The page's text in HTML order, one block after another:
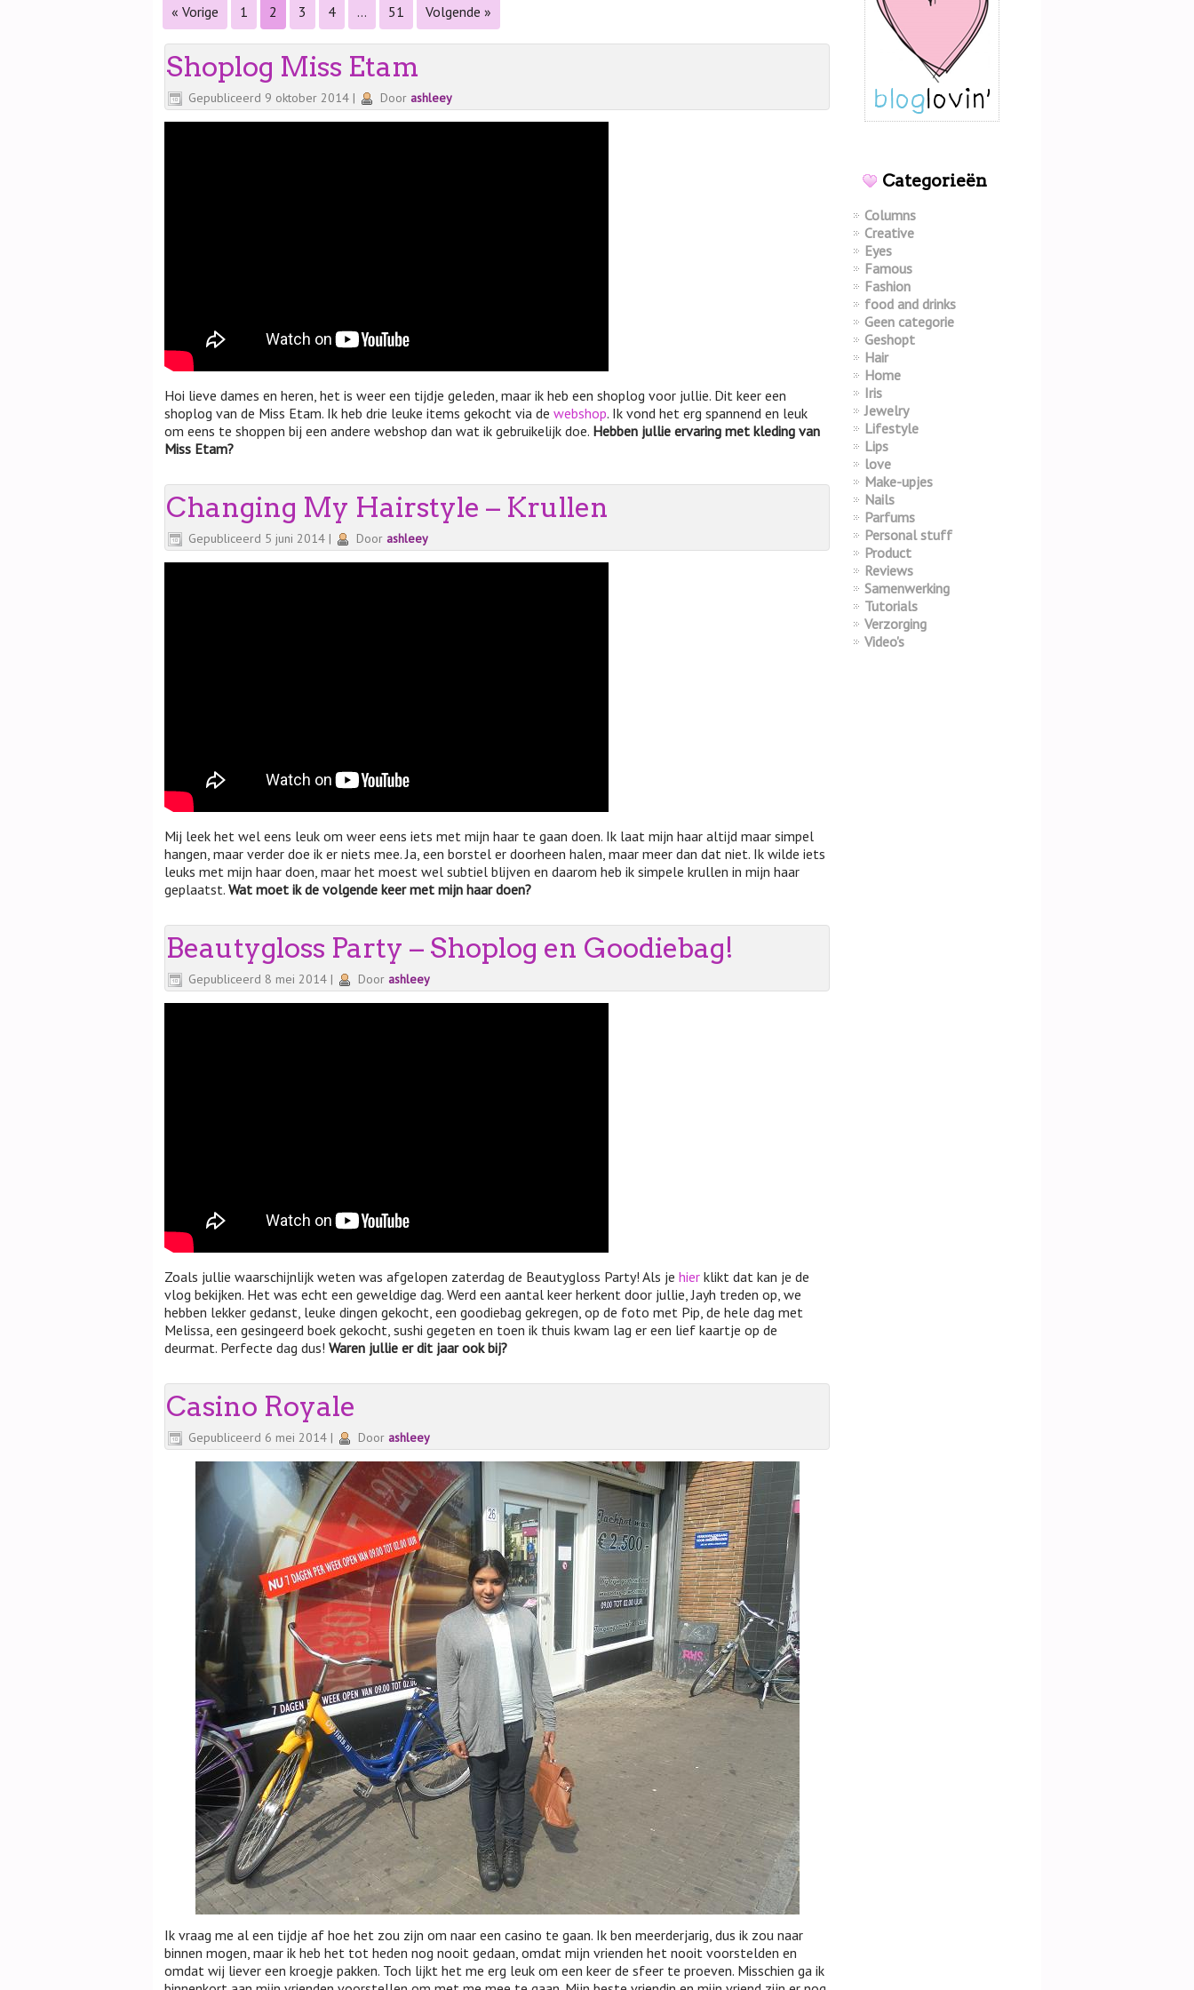
« Vorige 1 2 3 4 … 51 Volgende »
Shoplog Miss Etam
Gepubliceerd 9 oktober 2014 | Door ashleey
Hoi lieve dames en heren, het is weer een tijdje geleden, maar ik heb een shoplog voor jullie. Dit keer een
shoplog van de Miss Etam. Ik heb drie leuke items gekocht via de webshop. Ik vond het erg spannend en leuk
om eens te shoppen bij een andere webshop dan wat ik gebruikelijk doe. Hebben jullie ervaring met kleding van
Miss Etam?
Changing My Hairstyle – Krullen
Gepubliceerd 5 juni 2014 | Door ashleey
Mij leek het wel eens leuk om weer eens iets met mijn haar te gaan doen. Ik laat mijn haar altijd maar simpel
hangen, maar verder doe ik er niets mee. Ja, een borstel er doorheen halen, maar meer dan dat niet. Ik wilde iets
leuks met mijn haar doen, maar het moest wel subtiel blijven en daarom heb ik simpele krullen in mijn haar
geplaatst. Wat moet ik de volgende keer met mijn haar doen?
Beautygloss Party – Shoplog en Goodiebag!
Gepubliceerd 8 mei 2014 | Door ashleey
Zoals jullie waarschijnlijk weten was afgelopen zaterdag de Beautygloss Party! Als je hier klikt dat kan je de
vlog bekijken. Het was echt een geweldige dag. Werd een aantal keer herkent door jullie, Jayh treden op, we
hebben lekker gedanst, leuke dingen gekocht, een goodiebag gekregen, op de foto met Pip, de hele dag met
Melissa, een gesingeerd boek gekocht, sushi gegeten en toen ik thuis kwam lag er een lief kaartje op de
deurmat. Perfecte dag dus! Waren jullie er dit jaar ook bij?
Casino Royale
Gepubliceerd 6 mei 2014 | Door ashleey
Ik vraag me al een tijdje af hoe het zou zijn om naar een casino te gaan. Ik ben meerderjarig, dus ik zou naar
binnen mogen, maar ik heb het tot heden nog nooit gedaan, omdat mijn vrienden het nooit voorstelden en
omdat wij liever een kroegje pakken. Toch lijkt het me erg leuk om een keer de sfeer te proeven. Misschien ga ik
Categorieën
Columns
Creative
Eyes
Famous
Fashion
food and drinks
Geen categorie
Geshopt
Hair
Home
Iris
Jewelry
Lifestyle
Lips
love
Make-upjes
Nails
Parfums
Personal stuff
Product
Reviews
Samenwerking
Tutorials
Verzorging
Video's